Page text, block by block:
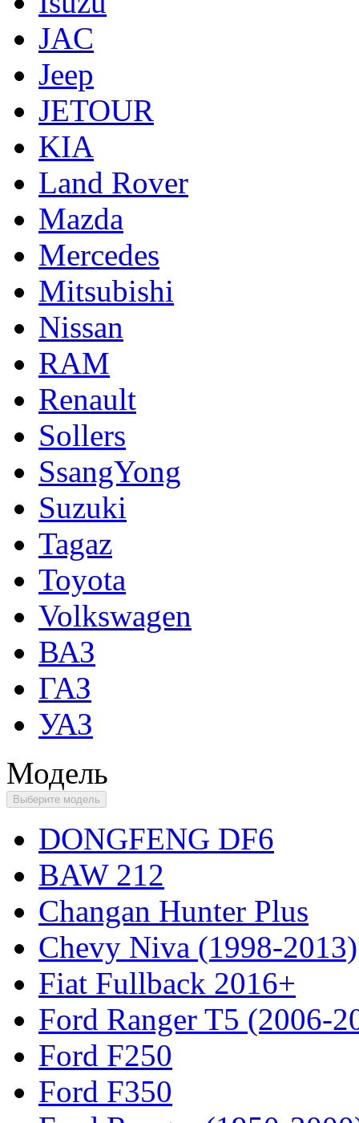
JAC
Jeep
JETOUR
KIA
Land Rover
Mazda
Mercedes
Mitsubishi
Nissan
RAM
Renault
Sollers
SsangYong
Suzuki
Tagaz
Toyota
Volkswagen
ВАЗ
ГАЗ
УАЗ
Модель
Выберите модель
DONGFENG DF6
BAW 212
Changan Hunter Plus
Chevy Niva (1998-2013)
Fiat Fullback 2016+
Ford Ranger T5 (2006-
Ford F250
Ford F350